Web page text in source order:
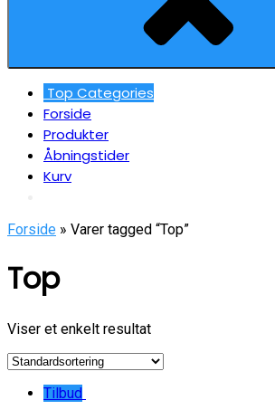
Top Categories
Forside
Produkter
Åbningstider
Kurv
Forside » Varer tagged “Top”
Top
Viser et enkelt resultat
Tilbud